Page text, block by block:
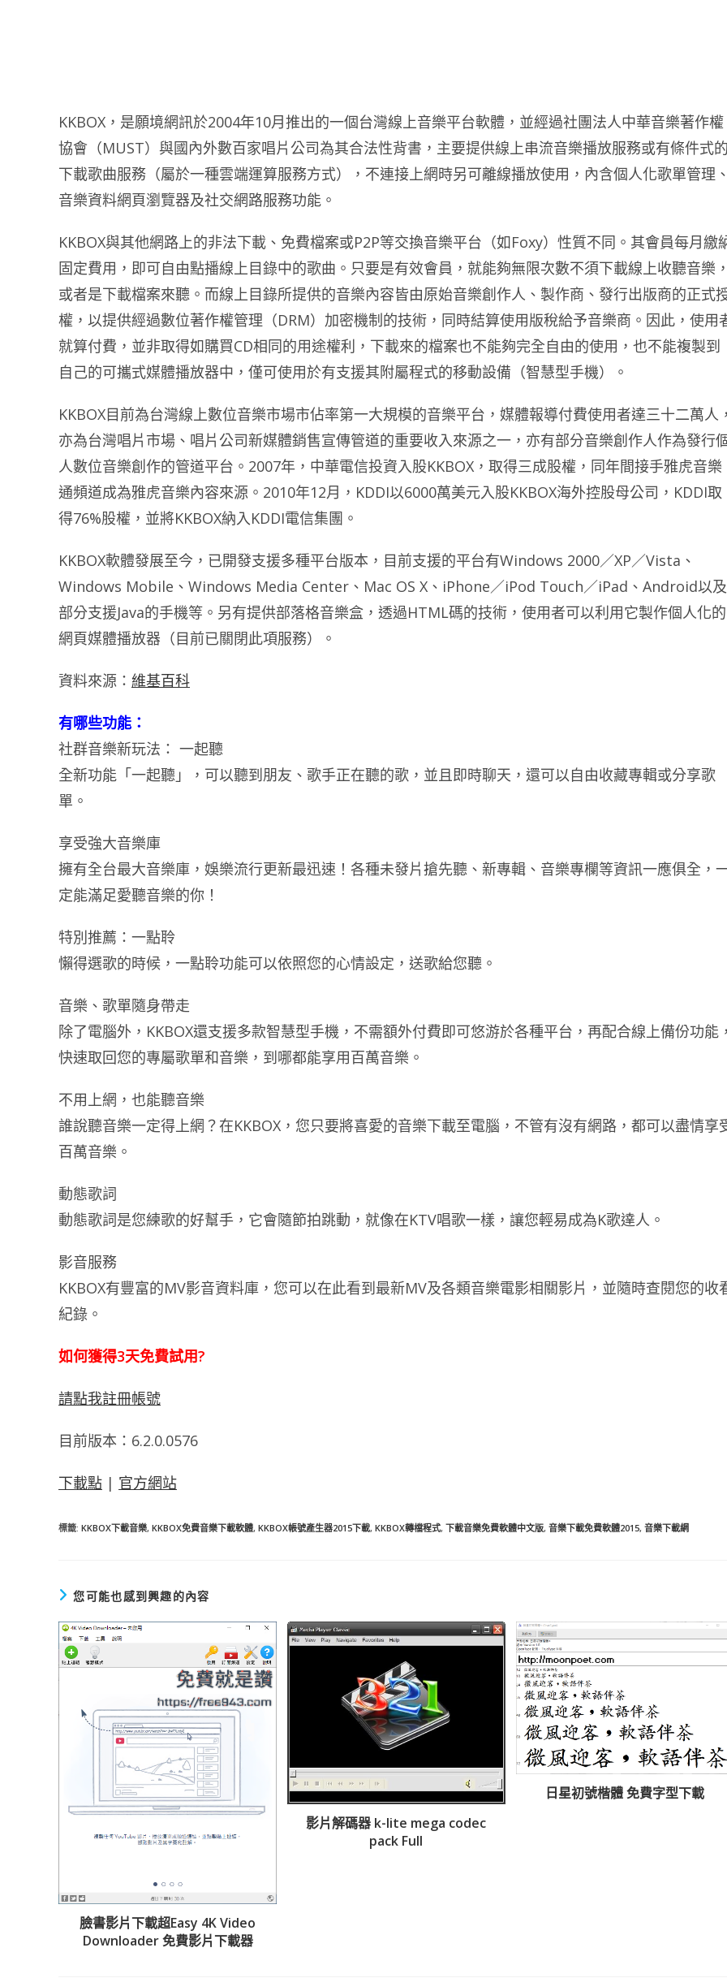
KKBOX，是願境網訊於2004年10月推出的一個台灣線上音樂平台軟體，並經過社團法人中華音樂著作權
協會（MUST）與國內外數百家唱片公司為其合法性背書，主要提供線上串流音樂播放服務或有條件式
下載歌曲服務（屬於一種雲端運算服務方式），不連接上網時另可離線播放使用，內含個人化歌單管理
音樂資料網頁瀏覽器及社交網路服務功能。
KKBOX與其他網路上的非法下載、免費檔案或P2P等交換音樂平台（如Foxy）性質不同。其會員每月繳
固定費用，即可自由點播線上目錄中的歌曲。只要是有效會員，就能夠無限次數不須下載線上收聽音樂
或者是下載檔案來聽。而線上目錄所提供的音樂內容皆由原始音樂創作人、製作商、發行出版商的正式
權，以提供經過數位著作權管理（DRM）加密機制的技術，同時結算使用版稅給予音樂商。因此，使用
就算付費，並非取得如購買CD相同的用途權利，下載來的檔案也不能夠完全自由的使用，也不能複製到
自己的可攜式媒體播放器中，僅可使用於有支援其附屬程式的移動設備（智慧型手機）。
KKBOX目前為台灣線上數位音樂市場市佔率第一大規模的音樂平台，媒體報導付費使用者達三十二萬人
亦為台灣唱片市場、唱片公司新媒體銷售宣傳管道的重要收入來源之一，亦有部分音樂創作人作為發行
人數位音樂創作的管道平台。2007年，中華電信投資入股KKBOX，取得三成股權，同年間接手雅虎音樂
通頻道成為雅虎音樂內容來源。2010年12月，KDDI以6000萬美元入股KKBOX海外控股母公司，KDDI取
得76%股權，並將KKBOX納入KDDI電信集團。
KKBOX軟體發展至今，已開發支援多種平台版本，目前支援的平台有Windows 2000／XP／Vista、
Windows Mobile、Windows Media Center、Mac OS X、iPhone／iPod Touch／iPad、Android以及
部分支援Java的手機等。另有提供部落格音樂盒，透過HTML碼的技術，使用者可以利用它製作個人化的
網頁媒體播放器（目前已關閉此項服務）。
資料來源： 維基百科
有哪些功能：
社群音樂新玩法： 一起聽
全新功能「一起聽」，可以聽到朋友、歌手正在聽的歌，並且即時聊天，還可以自由收藏專輯或分享歌
單。
享受強大音樂庫
擁有全台最大音樂庫，娛樂流行更新最迅速！各種未發片搶先聽、新專輯、音樂專欄等資訊一應俱全，
定能滿足愛聽音樂的你！
特別推薦：一點聆
懶得選歌的時候，一點聆功能可以依照您的心情設定，送歌給您聽。
音樂、歌單隨身帶走
除了電腦外，KKBOX還支援多款智慧型手機，不需額外付費即可悠游於各種平台，再配合線上備份功能
快速取回您的專屬歌單和音樂，到哪都能享用百萬音樂。
不用上網，也能聽音樂
誰說聽音樂一定得上網？在KKBOX，您只要將喜愛的音樂下載至電腦，不管有沒有網路，都可以盡情享
百萬音樂。
動態歌詞
動態歌詞是您練歌的好幫手，它會隨節拍跳動，就像在KTV唱歌一樣，讓您輕易成為K歌達人。
影音服務
KKBOX有豐富的MV影音資料庫，您可以在此看到最新MV及各類音樂電影相關影片，並隨時查閱您的收
紀錄。
如何獲得3天免費試用?
請點我註冊帳號
目前版本：6.2.0.0576
下載點 | 官方網站
標籤: KKBOX下載音樂, KKBOX免費音樂下載軟體, KKBOX帳號產生器2015下載, KKBOX轉檔程式, 下載音樂免費軟體中文版, 音樂下載免費軟體2015, 音樂下載網
您可能也感到興趣的內容
臉書影片下載超Easy 4K Video
Downloader 免費影片下載器
影片解碼器 k-lite mega codec
pack Full
日星初號楷體 免費字型下載